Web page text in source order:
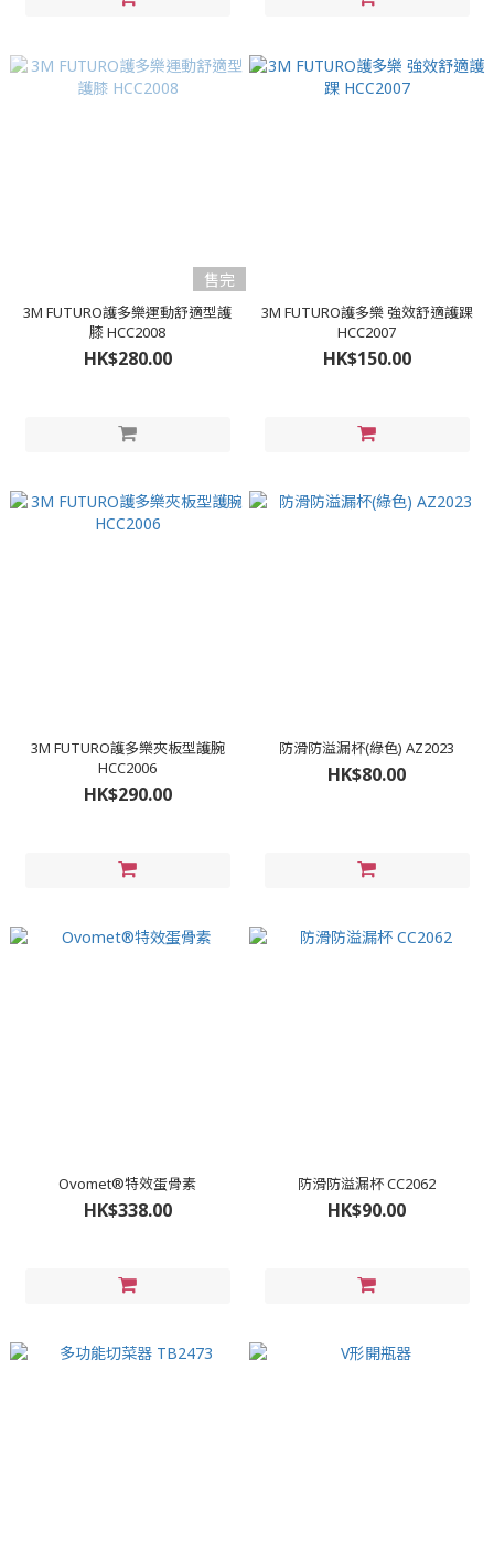
售完
3M FUTURO護多樂運動舒適型護
膝 HCC2008
HK$280.00
3M FUTURO護多樂 強效舒適護踝
HCC2007
HK$150.00
3M FUTURO護多樂夾板型護腕
HCC2006
HK$290.00
防滑防溢漏杯(綠色) AZ2023
HK$80.00
Ovomet®特效蛋骨素
HK$338.00
防滑防溢漏杯 CC2062
HK$90.00